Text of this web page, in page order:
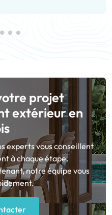
projet
extérieur en
experts vous conseillent
à chaque étape.
notre équipe vous